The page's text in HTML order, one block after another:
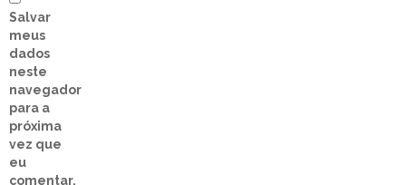
Salvar
meus
dados
neste
navegador
para a
próxima
vez que
eu
comentar.